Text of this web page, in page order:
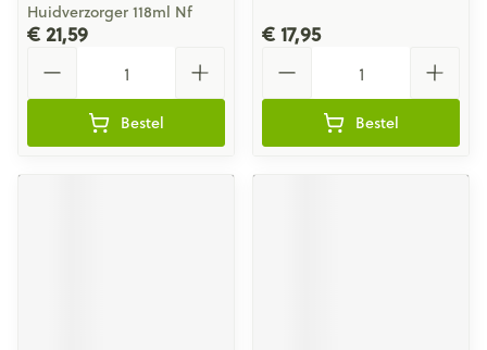
Huidverzorger 118ml Nf
€ 21,59
Bestel
€ 17,95
Bestel